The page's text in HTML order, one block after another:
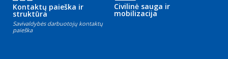
Kontaktų paieška ir
struktūra
Savivaldybės darbuotojų kontaktų
paieška
Civilinė sauga ir
mobilizacija